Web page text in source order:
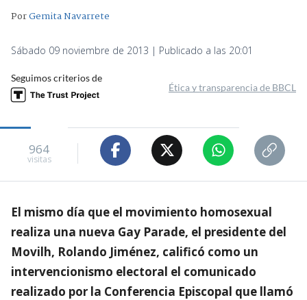
PorGemita Navarrete
Sábado 09 noviembre de 2013 | Publicado a las 20:01
Seguimos criterios de
Ética y transparencia de BBCL
964
visitas
El mismo día que el movimiento homosexual
realiza una nueva Gay Parade, el presidente del
Movilh, Rolando Jiménez, calificó como un
intervencionismo electoral el comunicado
realizado por la Conferencia Episcopal que llamó